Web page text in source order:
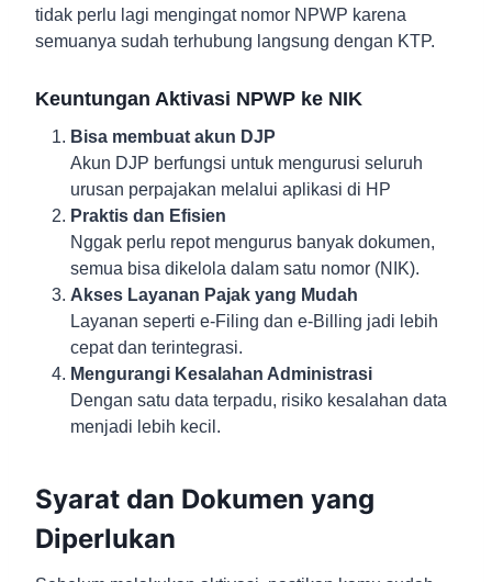
tidak perlu lagi mengingat nomor NPWP karena
semuanya sudah terhubung langsung dengan KTP.
Keuntungan Aktivasi NPWP ke NIK
Bisa membuat akun DJP
Akun DJP berfungsi untuk mengurusi seluruh
urusan perpajakan melalui aplikasi di HP
Praktis dan Efisien
Nggak perlu repot mengurus banyak dokumen,
semua bisa dikelola dalam satu nomor (NIK).
Akses Layanan Pajak yang Mudah
Layanan seperti e-Filing dan e-Billing jadi lebih
cepat dan terintegrasi.
Mengurangi Kesalahan Administrasi
Dengan satu data terpadu, risiko kesalahan data
menjadi lebih kecil.
Syarat dan Dokumen yang
Diperlukan